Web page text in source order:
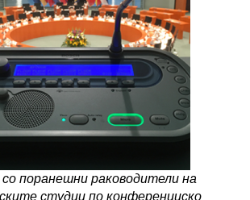
со поранешни раководители на
студии по конференциско